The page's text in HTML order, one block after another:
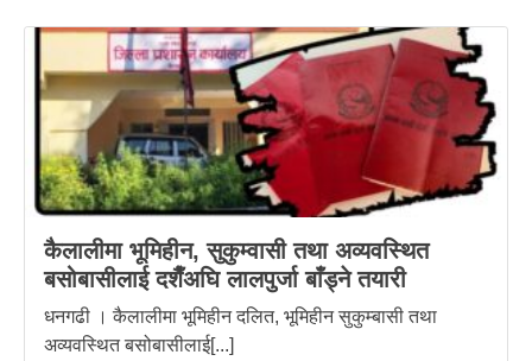
कैलालीमा भूमिहीन, सुकुम्वासी तथा अव्यवस्थित
बसोबासीलाई दशैँअघि लालपुर्जा बाँड्ने तयारी
धनगढी । कैलालीमा भूमिहीन दलित, भूमिहीन सुकुम्बासी तथा
अव्यवस्थित बसोबासीलाई[...]